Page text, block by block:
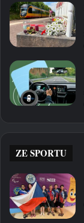
ZE SPORTU